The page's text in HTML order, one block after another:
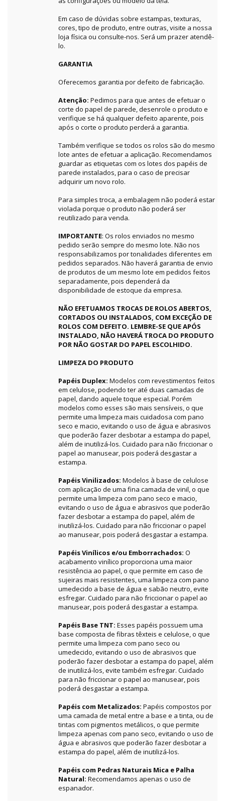
Em caso de dúvidas sobre estampas, texturas,
cores, tipo de produto, entre outras, visite a nossa
loja física ou consulte-nos. Será um prazer atendê-
lo.
GARANTIA
Oferecemos garantia por defeito de fabricação.
Atenção: Pedimos para que antes de efetuar o
corte do papel de parede, desenrole o produto e
verifique se há qualquer defeito aparente, pois
após o corte o produto perderá a garantia.
Também verifique se todos os rolos são do mesmo
lote antes de efetuar a aplicação. Recomendamos
guardar as etiquetas com os lotes dos papéis de
parede instalados, para o caso de precisar
adquirir um novo rolo.
Para simples troca, a embalagem não poderá estar
violada porque o produto não poderá ser
reutilizado para venda.
IMPORTANTE: Os rolos enviados no mesmo
pedido serão sempre do mesmo lote. Não nos
responsabilizamos por tonalidades diferentes em
pedidos separados. Não haverá garantia de envio
de produtos de um mesmo lote em pedidos feitos
separadamente, pois dependerá da
disponibilidade de estoque da empresa.
NÃO EFETUAMOS TROCAS DE ROLOS ABERTOS,
CORTADOS OU INSTALADOS, COM EXCEÇÃO DE
ROLOS COM DEFEITO. LEMBRE-SE QUE APÓS
INSTALADO, NÃO HAVERÁ TROCA DO PRODUTO
POR NÃO GOSTAR DO PAPEL ESCOLHIDO.
LIMPEZA DO PRODUTO
Papéis Duplex: Modelos com revestimentos feitos
em celulose, podendo ter até duas camadas de
papel, dando aquele toque especial. Porém
modelos como esses são mais sensíveis, o que
permite uma limpeza mais cuidadosa com pano
seco e macio, evitando o uso de água e abrasivos
que poderão fazer desbotar a estampa do papel,
além de inutilizá-los. Cuidado para não friccionar o
papel ao manusear, pois poderá desgastar a
estampa.
Papéis Vinilizados: Modelos à base de celulose
com aplicação de uma fina camada de vinil, o que
permite uma limpeza com pano seco e macio,
evitando o uso de água e abrasivos que poderão
fazer desbotar a estampa do papel, além de
inutilizá-los. Cuidado para não friccionar o papel
ao manusear, pois poderá desgastar a estampa.
Papéis Vinílicos e/ou Emborrachados: O
acabamento vinílico proporciona uma maior
resistência ao papel, o que permite em caso de
sujeiras mais resistentes, uma limpeza com pano
umedecido a base de água e sabão neutro, evite
esfregar. Cuidado para não friccionar o papel ao
manusear, pois poderá desgastar a estampa.
Papéis Base TNT: Esses papéis possuem uma
base composta de fibras têxteis e celulose, o que
permite uma limpeza com pano seco ou
umedecido, evitando o uso de abrasivos que
poderão fazer desbotar a estampa do papel, além
de inutilizá-los, evite também esfregar. Cuidado
para não friccionar o papel ao manusear, pois
poderá desgastar a estampa.
Papéis com Metalizados: Papéis compostos por
uma camada de metal entre a base e a tinta, ou de
tintas com pigmentos metálicos, o que permite
limpeza apenas com pano seco, evitando o uso de
água e abrasivos que poderão fazer desbotar a
estampa do papel, além de inutilizá-los.
Papéis com Pedras Naturais Mica e Palha
Natural: Recomendamos apenas o uso de
espanador.